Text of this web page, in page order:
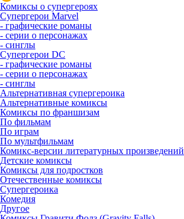
Комиксы о супергероях
Супергерои Marvel
- графические романы
- серии о персонажах
- синглы
Супергерои DC
- графические романы
- серии о персонажах
- синглы
Альтернативная супергероика
Альтернативные комиксы
Комиксы по франшизам
По фильмам
По играм
По мультфильмам
Комикс-версии литературных произведений
Детские комиксы
Комиксы для подростков
Отечественные комиксы
Супергероика
Комедия
Другое